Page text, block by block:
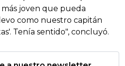
joven que pueda
como nuestro capitán
Tenía sentido", concluyó.